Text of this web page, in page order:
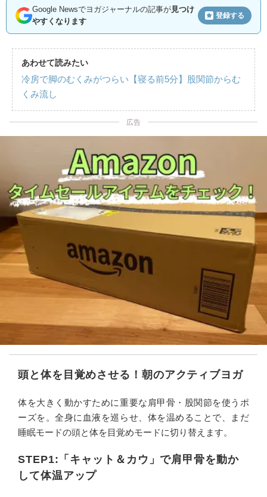
Google Newsでヨガジャーナルの記事が見つけ
やすくなります
登録する
あわせて読みたい
冷房で脚のむくみがつらい【寝る前5分】股関節からむ
くみ流し
広告
頭と体を目覚めさせる！朝のアクティブヨガ
体を大きく動かすために重要な肩甲骨・股関節を使うポ
ーズを。全身に血液を巡らせ、体を温めることで、まだ
睡眠モードの頭と体を目覚めモードに切り替えます。
STEP1:「キャット＆カウ」で肩甲骨を動か
して体温アップ